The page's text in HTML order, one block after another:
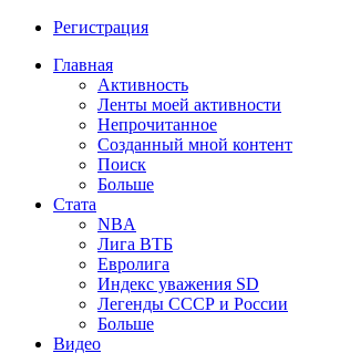
Регистрация
Главная
Активность
Ленты моей активности
Непрочитанное
Созданный мной контент
Поиск
Больше
Стата
NBA
Лига ВТБ
Евролига
Индекс уважения SD
Легенды СССР и России
Больше
Видео